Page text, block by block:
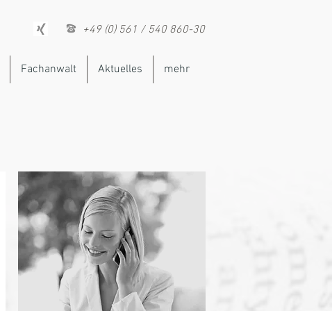
+49 (0) 561 / 540 860-30
Fachanwalt Aktuelles mehr